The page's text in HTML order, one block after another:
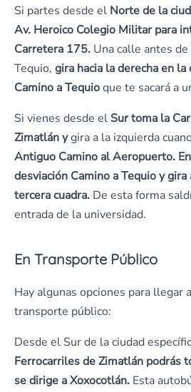
Si partes desde el Norte de la
Av. Heroico Colegio Militar para
Carretera 175. Una calle antes
Tequio, gira hacia la derecha en
Camino a Tequioque te sacará a
Si vienes desde elSur toma la
Zimatlán ygira a la izquierda
Antiguo Camino al Aeropuerto.
desviación Camino a Tequio y
tercera cuadra. De esta forma
entrada de la universidad.
En Transporte Público
Hay algunas opciones para llegar
transporte público:
Desde el Sur de la ciudad
Ferrocarriles de Zimatlán podrás
se dirige a Xoxocotlán. Esta